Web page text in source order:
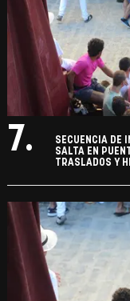
7.
SECUENCIA DE
SALTA EN
TRASLADOS Y